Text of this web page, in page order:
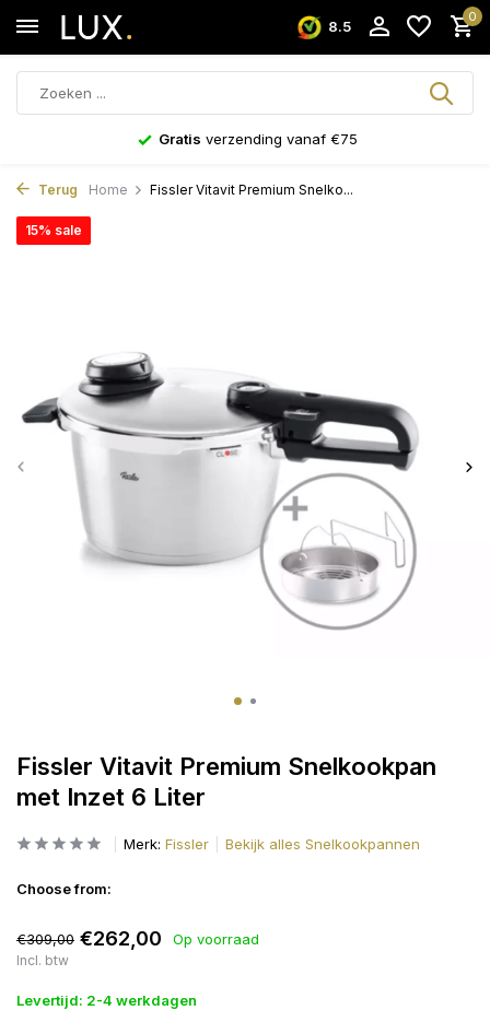
8.5
0
Gratis verzending vanaf €75
Terug Home Fissler Vitavit Premium Snelko...
Fissler Vitavit Premium Snelkookpan
met Inzet 6 Liter
15% sale
Merk: Fissler Bekijk alles Snelkookpannen
Choose from:
€309,00 €262,00 Op voorraad
Incl. btw
Levertijd: 2-4 werkdagen